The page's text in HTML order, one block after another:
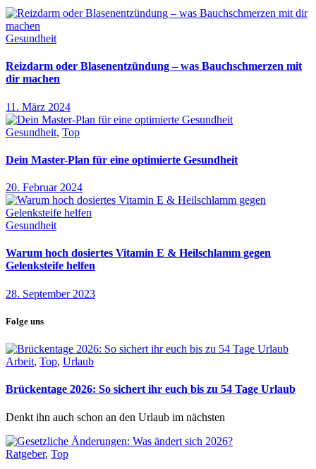
Gesundheit
Reizdarm oder Blasenentzündung – was Bauchschmerzen mit
dir machen
11. März 2024
Gesundheit, Top
Dein Master-Plan für eine optimierte Gesundheit
20. Februar 2024
Gesundheit
Warum hoch dosiertes Vitamin E & Heilschlamm gegen
Gelenksteife helfen
28. September 2023
Folge uns
Arbeit, Top, Urlaub
Brückentage 2026: So sichert ihr euch bis zu 54 Tage Urlaub
Denkt ihn auch schon an den Urlaub im nächsten
Ratgeber, Top